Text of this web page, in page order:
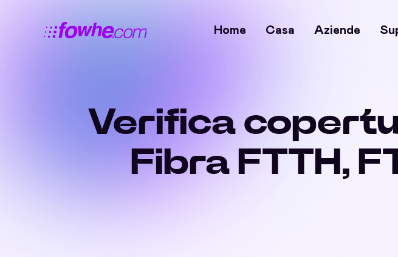
Home Casa Aziende
Verifica
Fibra FTTH,